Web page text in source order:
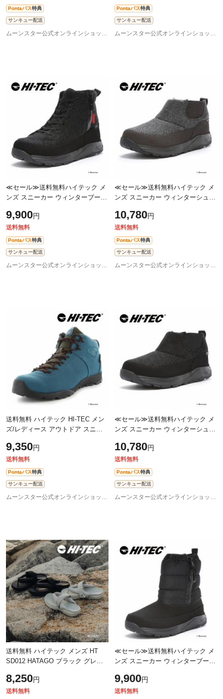
Pontaパス特典
サンキュー配送
ムーンスター公式オンラインショップ au PAY マーケット店
Pontaパス特典
サンキュー配送
ムーンスター公式オンラインショップ au PAY マーケット店
≪セール≫送料無料ハイテック メ
ンズ スニーカー ウィンターブーツ
ブラック 防滑 ファスナー アイス
バー
9,900円
送料無料
Pontaパス特典
サンキュー配送
ムーンスター公式オンラインショップ au PAY マーケット店
≪セール≫送料無料ハイテック メ
ンズ スニーカー ウィンターシュー
ャコール 防滑 寒冷地 ショートブ
ーツ ス
10,780円
送料無料
Pontaパス特典
サンキュー配送
ムーンスター公式オンラインショップ au PAY マーケット店
送料無料 ハイテック HI-TEC メン
ズ/レディース アウトドア スニー
WP アオラギ クラシック ターコイ
ズ 2E
9,350円
送料無料
Pontaパス特典
サンキュー配送
ムーンスター公式オンラインショップ au PAY マーケット店
≪セール≫送料無料ハイテック メ
ンズ スニーカー ウィンターシュー
ラック 防滑 ショートブーツ スノ
ーブー
10,780円
送料無料
Pontaパス特典
サンキュー配送
ムーンスター公式オンラインショップ au PAY マーケット店
送料無料 ハイテック メンズ HT
SD012 HATAGO ブラック グレー
ル 雪駄 鼻緒 耐摩耗ラバー 衝撃吸
収 カジュ
8,250円
送料無料
≪セール≫送料無料ハイテック メ
ンズ スニーカー ウィンターブーツ
ブラック 防滑 アイスバーン ショ
ート
9,900円
送料無料